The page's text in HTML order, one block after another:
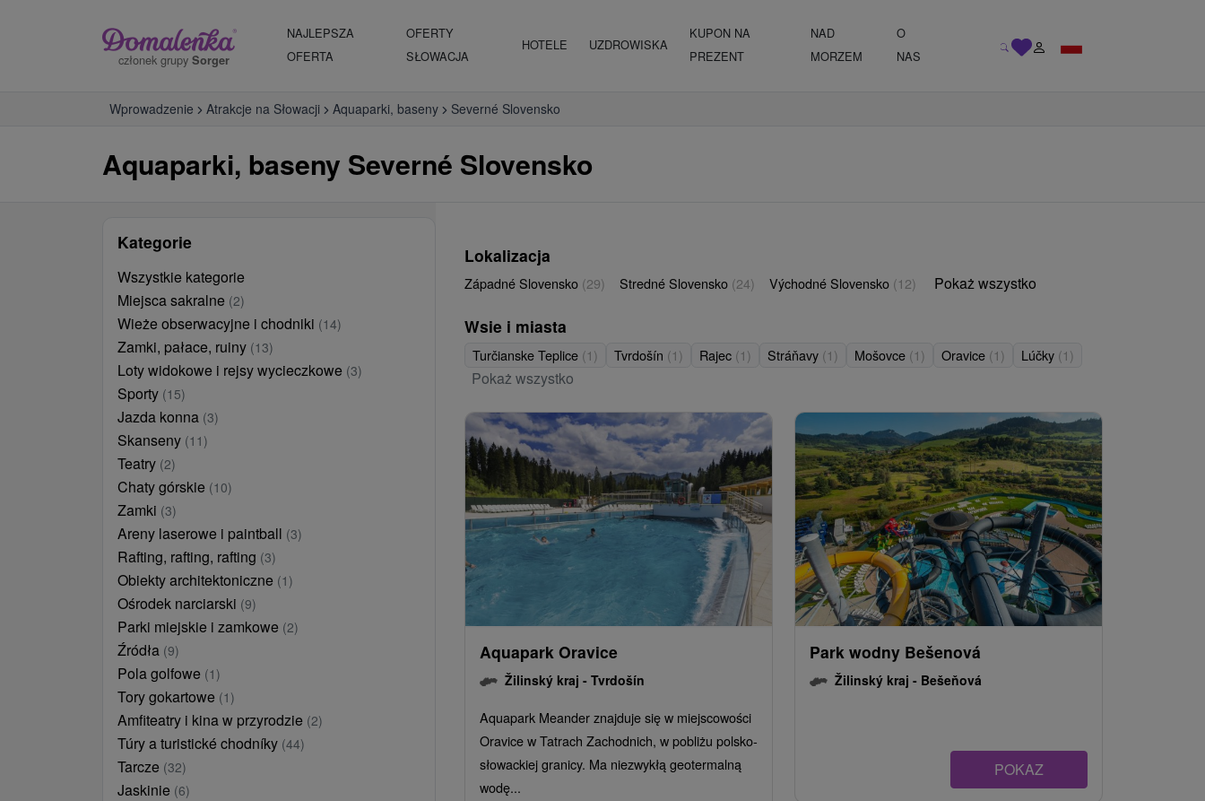
członek grupy Sorger
NAJLEPSZA
OFERTA
OFERTY
SŁOWACJA
HOTELE UZDROWISKA
KUPON NA
PREZENT
NAD
MORZEM
O
NAS
Wprowadzenie Atrakcje na Słowacji Aquaparki, baseny Severné Slovensko
Aquaparki, baseny Severné Slovensko
Kategorie
Wszystkie kategorie
Miejsca sakralne (2)
Wieże obserwacyjne i chodniki (14)
Zamki, pałace, ruiny (13)
Loty widokowe i rejsy wycieczkowe (3)
Sporty (15)
Jazda konna (3)
Skanseny (11)
Teatry (2)
Chaty górskie (10)
Zamki (3)
Areny laserowe i paintball (3)
Rafting, rafting, rafting (3)
Obiekty architektoniczne (1)
Ośrodek narciarski (9)
Parki miejskie i zamkowe (2)
Źródła (9)
Pola golfowe (1)
Tory gokartowe (1)
Amfiteatry i kina w przyrodzie (2)
Túry a turistické chodníky (44)
Tarcze (32)
Jaskinie (6)
Lokalizacja
Západné Slovensko (29) Stredné Slovensko (24) Východné Slovensko (12) Pokaż wszystko
Wsie i miasta
Turčianske Teplice (1) Tvrdošín (1) Rajec (1) Stráňavy (1) Mošovce (1) Oravice (1) Lúčky (1)
Pokaż wszystko
Aquapark Oravice
Žilinský kraj - Tvrdošín
Aquapark Meander znajduje się w miejscowości
Oravice w Tatrach Zachodnich, w pobliżu polsko-
słowackiej granicy. Ma niezwykłą geotermalną
wodę...
Park wodny Bešenová
Žilinský kraj - Bešeňová
POKAZ